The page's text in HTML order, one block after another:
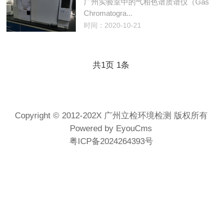
广州实验室中的气相色谱质谱仪（Gas
Chromatogra...
时间：2020-10-21
共1页 1条
Copyright © 2012-202X 广州立检环境检测 版权所有
Powered by EyouCms
粤ICP备2024264393号